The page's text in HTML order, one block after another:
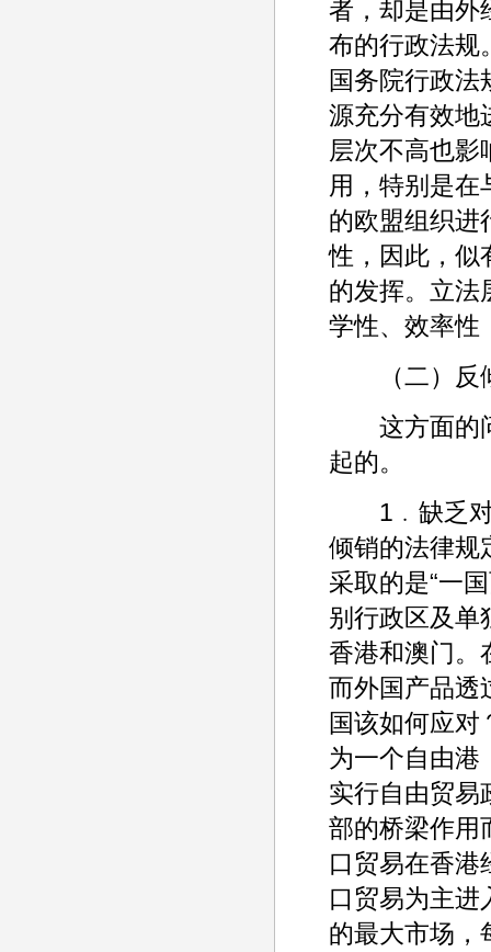
者，却是由外
布的行政法规
国务院行政法
源充分有效地
层次不高也影
用，特别是在
的欧盟组织进
性，因此，似
的发挥。立法
学性、效率性
（二）反倾
这方面的问
起的。
1﹒缺乏对
倾销的法律规
采取的是“一
别行政区及单
香港和澳门。
而外国产品透
国该如何应对
为一个自由港
实行自由贸易
部的桥梁作用
口贸易在香港
口贸易为主进
的最大市场，